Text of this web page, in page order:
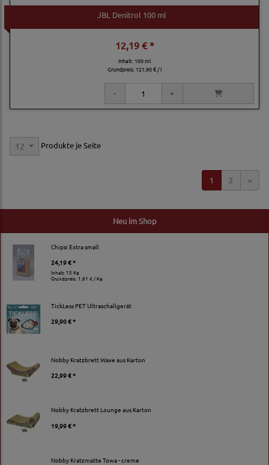
Neu im Shop
Chipsi Extra small
24,19 € *
Inhalt: 15 Kg
Grundpreis: 1,61 € / Kg
TickLess PET Ultraschallgerät
29,90 € *
Nobby Kratzbrett Wave aus Karton
22,99 € *
Nobby Kratzbrett Lounge aus Karton
19,99 € *
Nobby Kratzmatte Towa - creme
JBL Denitrol 100 ml
12,19 € *
Inhalt: 100 ml
Grundpreis: 121,90 € / l
12 Produkte je Seite
1 2 »